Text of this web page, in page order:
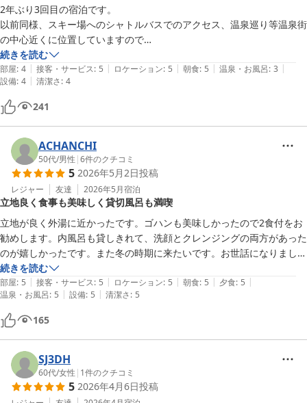
2年ぶり3回目の宿泊です。
以前同様、スキー場へのシャトルバスでのアクセス、温泉巡り等温泉街
の中心近くに位置していますので
何をするにも好立地です。
２階、３階がお部屋で１階に食堂があります。食堂も人気店なので食事
つき宿泊でなければ予約必須です。
また、いつも通り、ご家族経営？と思われるスタッフの方も親切丁寧で
す。
バスタオル、タオル、外湯巡りセット（かご、シャンプー、リンス）、
歯ブラシも備品として備わっています。
髭剃りはないので男性は要持参です。
来シーズンも来たいのですが、予約争いが激戦なのでどうでしょうか
ね。
続きを読む
部屋: 4 | 接客・サービス: 5 | ロケーション: 5 | 朝食: 5 | 温泉・お風呂: 3 |
設備: 4 | 清潔さ: 4
241
ACHANCHI
50代/男性 |6件のクチコミ
5 2026年5月2日投稿
レジャー 友達 2026年5月宿泊
立地良く食事も美味しく貸切風呂も満喫
立地が良く外湯に近かったです。ゴハンも美味しかったので2食付をお
勧めします。内風呂も貸しきれて、洗顔とクレンジングの両方があった
のが嬉しかったです。また冬の時期に来たいです。お世話になりまし
続きを読む
部屋: 5 | 接客・サービス: 5 | ロケーション: 5 | 朝食: 5 | 夕食: 5 |
温泉・お風呂: 5 | 設備: 5 | 清潔さ: 5
165
SJ3DH
60代/女性 | 1件のクチコミ
5 2026年4月6日投稿